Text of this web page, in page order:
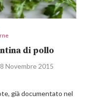
di pollo
Novembre 2015
già documentato nel